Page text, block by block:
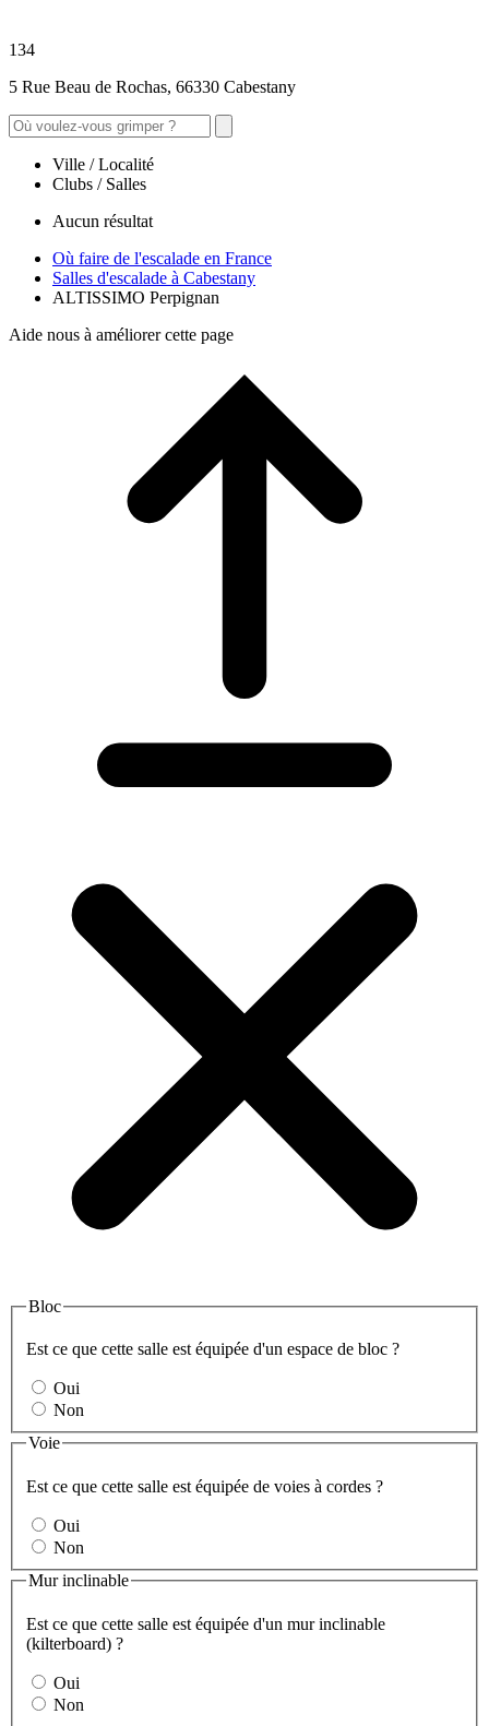
134
5 Rue Beau de Rochas, 66330 Cabestany
Ville / Localité
Clubs / Salles
Aucun résultat
Où faire de l'escalade en France
Salles d'escalade à Cabestany
ALTISSIMO Perpignan
Aide nous à améliorer cette page
Bloc
Est ce que cette salle est équipée d'un espace de bloc ?
Oui
Non
Voie
Est ce que cette salle est équipée de voies à cordes ?
Oui
Non
Mur inclinable
Est ce que cette salle est équipée d'un mur inclinable
(kilterboard) ?
Oui
Non